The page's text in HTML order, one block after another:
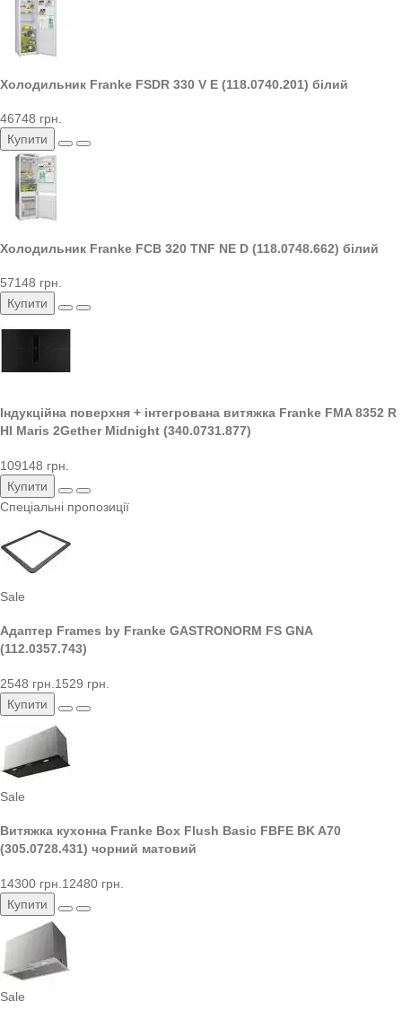
Холодильник Franke FSDR 330 V E (118.0740.201) білий
46748 грн.
Купити
Холодильник Franke FCB 320 TNF NE D (118.0748.662) білий
57148 грн.
Купити
Індукційна поверхня + інтегрована витяжка Franke FMA 8352 R
HI Maris 2Gether Midnight (340.0731.877)
109148 грн.
Купити
Спеціальні пропозиції
Sale
Адаптер Frames by Franke GASTRONORM FS GNA
(112.0357.743)
2548 грн. 1529 грн.
Купити
Sale
Витяжка кухонна Franke Box Flush Basic FBFE BK A70
(305.0728.431) чорний матовий
14300 грн. 12480 грн.
Купити
Sale